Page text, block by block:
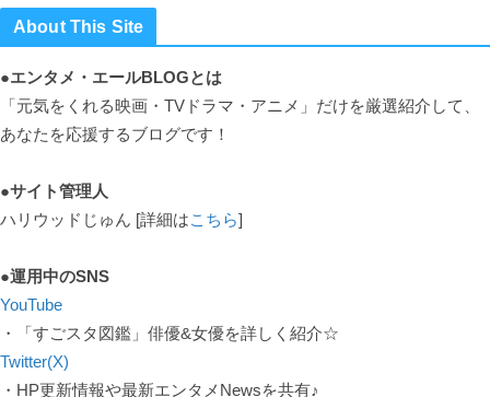
About This Site
●エンタメ・エールBLOGとは
「元気をくれる映画・TVドラマ・アニメ」だけを厳選紹介して、
あなたを応援するブログです！
●サイト管理人
ハリウッドじゅん [詳細はこちら]
●運用中のSNS
YouTube
・「すごスタ図鑑」俳優&女優を詳しく紹介☆
Twitter(X)
・HP更新情報や最新エンタメNewsを共有♪